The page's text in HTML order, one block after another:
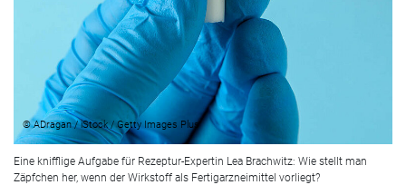
© ADragan / iStock / Getty Images Plus
Eine knifflige Aufgabe für Rezeptur-Expertin Lea Brachwitz: Wie stellt man
Zäpfchen her, wenn der Wirkstoff als Fertigarzneimittel vorliegt?